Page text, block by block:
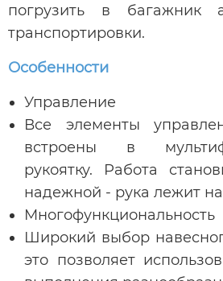
погрузить в багажник
транспортировки.
Особенности
Управление
Все элементы
встроены в
рукоятку. Работа
надежной - рука лежит на
Многофункциональность
Широкий выбор
это позволяет